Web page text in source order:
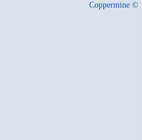
Coppermine ©